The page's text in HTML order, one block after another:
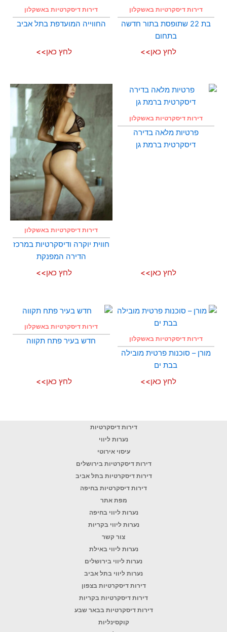
דירות דיסקרטיות באשקלון
בת 22 שתופסת בתור חדשה
בתחום
לחץ כאן>>
דירות דיסקרטיות באשקלון
החווייה המועדפת בתל אביב
לחץ כאן>>
דירות דיסקרטיות באשקלון
פרטיות מלאה בדירה
דיסקרטית ברמת גן
לחץ כאן>>
דירות דיסקרטיות באשקלון
חווית יוקרה ודיסקרטיות במרכז
הדירה המפנקת
לחץ כאן>>
דירות דיסקרטיות באשקלון
מורן – סוכנות פרטית מובילה
בבת ים
לחץ כאן>>
דירות דיסקרטיות באשקלון
חדש בעיר פתח תקווה
לחץ כאן>>
דירות דיסקרטיות
נערות ליווי
עיסוי אירוטי
דירות דיסקרטיות בירושלים
דירות דיסקרטיות בתל אביב
דירות דיסקרטיות בחיפה
מפת אתר
נערות ליווי בחיפה
נערות ליווי בקריות
צור קשר
נערות ליווי באילת
נערות ליווי בירושלים
נערות ליווי בתל אביב
דירות דיסקרטיות בצפון
דירות דיסקרטיות בקריות
דירות דיסקרטיות בבאר שבע
קוקסינליות